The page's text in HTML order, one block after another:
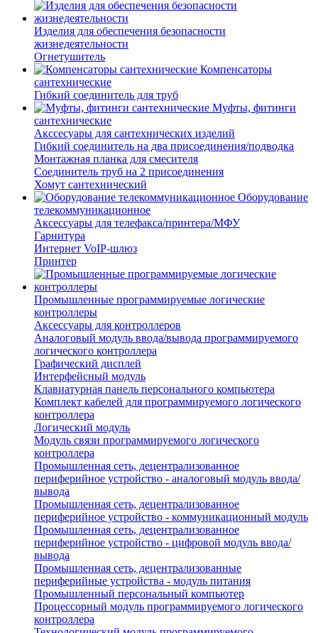
Изделия для обеспечения безопасности
жизнедеятельности
Огнетушитель
Компенсаторы
сантехнические
Гибкий соединитель для труб
Муфты, фитинги
сантехнические
Акссесуары для сантехнических изделий
Гибкий соединитель на два присоединения/подводка
Монтажная планка для смесителя
Соединитель труб на 2 присоединения
Хомут сантехнический
Оборудование
телекоммуникационное
Аксессуары для телефакса/принтера/МФУ
Гарнитура
Интернет VoIP-шлюз
Принтер
Промышленные программируемые логические
контроллеры
Аксессуары для контроллеров
Аналоговый модуль ввода/вывода программируемого
логического контроллера
Графический дисплей
Интерфейсный модуль
Клавиатурная панель персонального компьютера
Комплект кабелей для программируемого логического
контроллера
Логический модуль
Модуль связи программируемого логического
контроллера
Промышленная сеть, децентрализованное
периферийное устройство - аналоговый модуль ввода/
вывода
Промышленная сеть, децентрализованное
периферийное устройство - коммуникационный модуль
Промышленная сеть, децентрализованное
периферийное устройство - цифровой модуль ввода/
вывода
Промышленная сеть, децентрализованные
периферийные устройства - модуль питания
Промышленный персональный компьютер
Процессорный модуль программируемого логического
контроллера